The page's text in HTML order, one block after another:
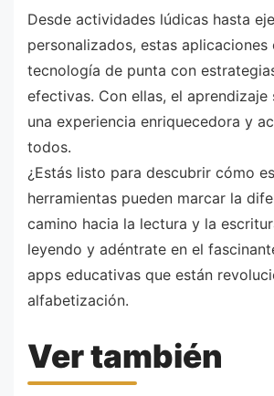
Desde actividades lúdicas hasta
personalizados, estas aplicaciones
tecnología de punta con
efectivas. Con ellas, el
una experiencia enriquecedora y
todos.
¿Estás listo para descubrir cómo
herramientas pueden marcar la
camino hacia la lectura y la
leyendo y adéntrate en el
apps educativas que están
alfabetización.
Ver también